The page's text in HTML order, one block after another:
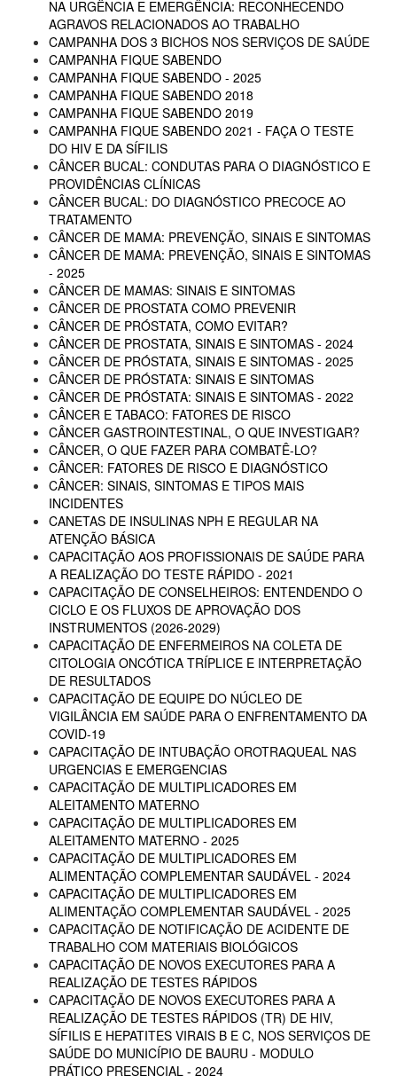
NA URGÊNCIA E EMERGÊNCIA: RECONHECENDO
AGRAVOS RELACIONADOS AO TRABALHO
CAMPANHA DOS 3 BICHOS NOS SERVIÇOS DE SAÚDE
CAMPANHA FIQUE SABENDO
CAMPANHA FIQUE SABENDO - 2025
CAMPANHA FIQUE SABENDO 2018
CAMPANHA FIQUE SABENDO 2019
CAMPANHA FIQUE SABENDO 2021 - FAÇA O TESTE
DO HIV E DA SÍFILIS
CÂNCER BUCAL: CONDUTAS PARA O DIAGNÓSTICO E
PROVIDÊNCIAS CLÍNICAS
CÂNCER BUCAL: DO DIAGNÓSTICO PRECOCE AO
TRATAMENTO
CÂNCER DE MAMA: PREVENÇÃO, SINAIS E SINTOMAS
CÂNCER DE MAMA: PREVENÇÃO, SINAIS E SINTOMAS
- 2025
CÂNCER DE MAMAS: SINAIS E SINTOMAS
CÂNCER DE PROSTATA COMO PREVENIR
CÂNCER DE PRÓSTATA, COMO EVITAR?
CÂNCER DE PROSTATA, SINAIS E SINTOMAS - 2024
CÂNCER DE PRÓSTATA, SINAIS E SINTOMAS - 2025
CÂNCER DE PRÓSTATA: SINAIS E SINTOMAS
CÂNCER DE PRÓSTATA: SINAIS E SINTOMAS - 2022
CÂNCER E TABACO: FATORES DE RISCO
CÂNCER GASTROINTESTINAL, O QUE INVESTIGAR?
CÂNCER, O QUE FAZER PARA COMBATÊ-LO?
CÂNCER: FATORES DE RISCO E DIAGNÓSTICO
CÂNCER: SINAIS, SINTOMAS E TIPOS MAIS
INCIDENTES
CANETAS DE INSULINAS NPH E REGULAR NA
ATENÇÃO BÁSICA
CAPACITAÇÃO AOS PROFISSIONAIS DE SAÚDE PARA
A REALIZAÇÃO DO TESTE RÁPIDO - 2021
CAPACITAÇÃO DE CONSELHEIROS: ENTENDENDO O
CICLO E OS FLUXOS DE APROVAÇÃO DOS
INSTRUMENTOS (2026-2029)
CAPACITAÇÃO DE ENFERMEIROS NA COLETA DE
CITOLOGIA ONCÓTICA TRÍPLICE E INTERPRETAÇÃO
DE RESULTADOS
CAPACITAÇÃO DE EQUIPE DO NÚCLEO DE
VIGILÂNCIA EM SAÚDE PARA O ENFRENTAMENTO DA
COVID-19
CAPACITAÇÃO DE INTUBAÇÃO OROTRAQUEAL NAS
URGENCIAS E EMERGENCIAS
CAPACITAÇÃO DE MULTIPLICADORES EM
ALEITAMENTO MATERNO
CAPACITAÇÃO DE MULTIPLICADORES EM
ALEITAMENTO MATERNO - 2025
CAPACITAÇÃO DE MULTIPLICADORES EM
ALIMENTAÇÃO COMPLEMENTAR SAUDÁVEL - 2024
CAPACITAÇÃO DE MULTIPLICADORES EM
ALIMENTAÇÃO COMPLEMENTAR SAUDÁVEL - 2025
CAPACITAÇÃO DE NOTIFICAÇÃO DE ACIDENTE DE
TRABALHO COM MATERIAIS BIOLÓGICOS
CAPACITAÇÃO DE NOVOS EXECUTORES PARA A
REALIZAÇÃO DE TESTES RÁPIDOS
CAPACITAÇÃO DE NOVOS EXECUTORES PARA A
REALIZAÇÃO DE TESTES RÁPIDOS (TR) DE HIV,
SÍFILIS E HEPATITES VIRAIS B E C, NOS SERVIÇOS DE
SAÚDE DO MUNICÍPIO DE BAURU - MODULO
PRÁTICO PRESENCIAL - 2024